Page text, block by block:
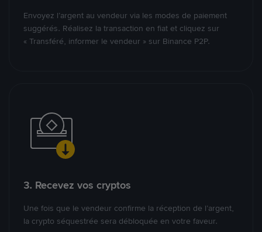
Envoyez l’argent au vendeur via les modes de paiement
suggérés. Réalisez la transaction en fiat et cliquez sur
« Transféré, informer le vendeur » sur Binance P2P.
3. Recevez vos cryptos
Une fois que le vendeur confirme la réception de l’argent,
la crypto séquestrée sera débloquée en votre faveur.